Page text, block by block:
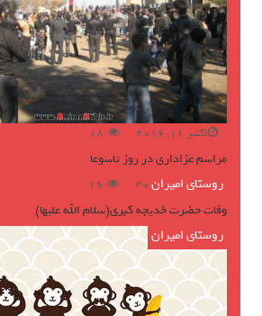
اکتبر 11, 2016 18
مراسم عزاداری در روز تاسوعا
روستای امیران
ژوئن 16, 2016 19
وفات حضرت خدیجه کبری(سلام الله علیها)
روستای امیران